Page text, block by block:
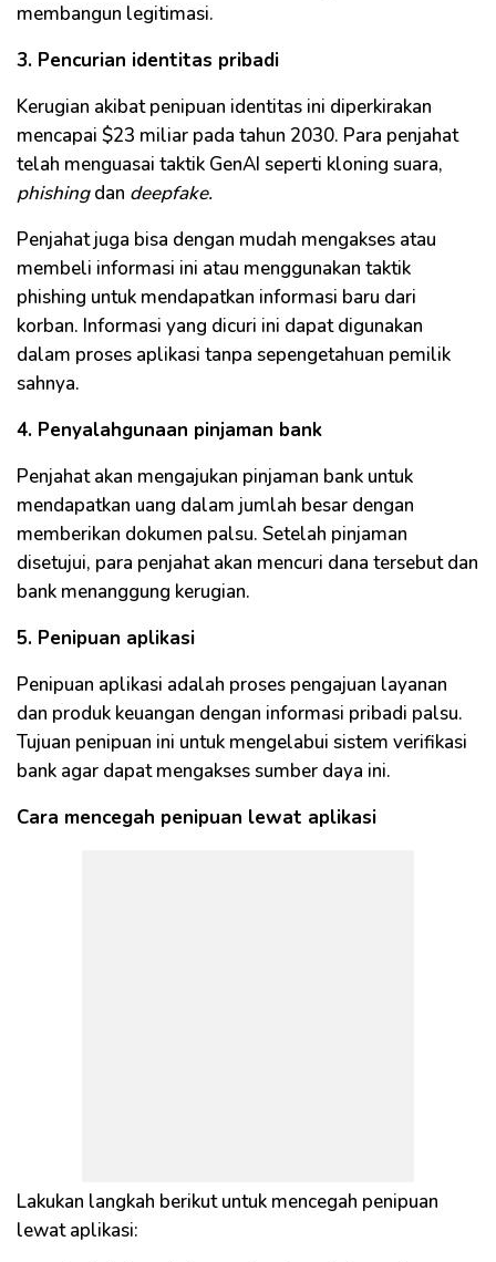
membangun legitimasi.
3. Pencurian identitas pribadi
Kerugian akibat penipuan identitas ini diperkirakan
mencapai $23 miliar pada tahun 2030. Para penjahat
telah menguasai taktik GenAI seperti kloning suara,
phishingdan deepfake.
Penjahat juga bisa dengan mudah mengakses atau
membeli informasi ini atau menggunakan taktik
phishing untuk mendapatkan informasi baru dari
korban. Informasi yang dicuri ini dapat digunakan
dalam proses aplikasi tanpa sepengetahuan pemilik
sahnya.
4. Penyalahgunaan pinjaman bank
Penjahat akan mengajukan pinjaman bank untuk
mendapatkan uang dalam jumlah besar dengan
memberikan dokumen palsu. Setelah pinjaman
disetujui, para penjahat akan mencuri dana tersebut dan
bank menanggung kerugian.
5. Penipuan aplikasi
Penipuan aplikasi adalah proses pengajuan layanan
dan produk keuangan dengan informasi pribadi palsu.
Tujuan penipuan ini untuk mengelabui sistem verifikasi
bank agar dapat mengakses sumber daya ini.
Cara mencegah penipuan lewat aplikasi
Lakukan langkah berikut untuk mencegah penipuan
lewat aplikasi: